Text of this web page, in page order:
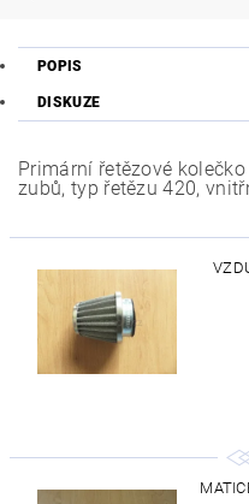
POPIS
DISKUZE
Primární řetězové
zubů, typ řetězu 420,